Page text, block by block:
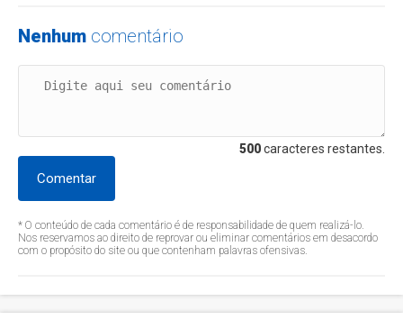
Nenhum comentário
500caracteres restantes.
Comentar
* O conteúdo de cada comentário é de responsabilidade de quem realizá-lo.
Nos reservamos ao direito de reprovar ou eliminar comentários em desacordo
com o propósito do site ou que contenham palavras ofensivas.